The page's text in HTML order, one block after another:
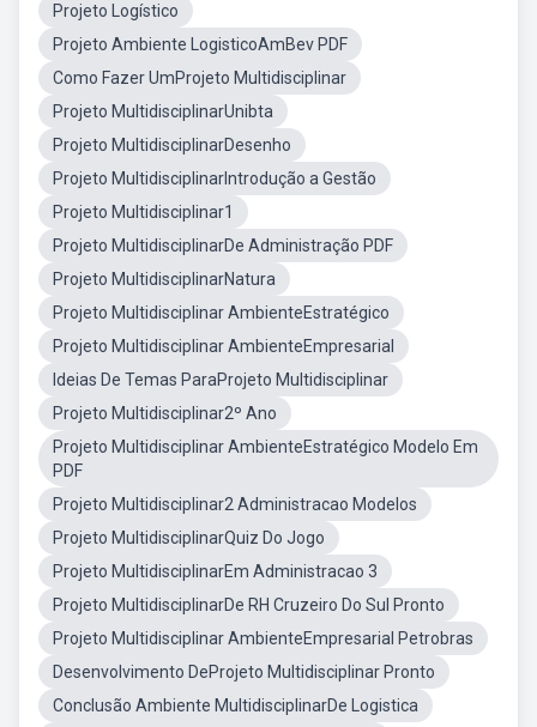
Projeto Logístico
Projeto Ambiente LogisticoAmBev PDF
Como Fazer UmProjeto Multidisciplinar
Projeto MultidisciplinarUnibta
Projeto MultidisciplinarDesenho
Projeto MultidisciplinarIntrodução a Gestão
Projeto Multidisciplinar1
Projeto MultidisciplinarDe Administração PDF
Projeto MultidisciplinarNatura
Projeto Multidisciplinar AmbienteEstratégico
Projeto Multidisciplinar AmbienteEmpresarial
Ideias De Temas ParaProjeto Multidisciplinar
Projeto Multidisciplinar2º Ano
Projeto Multidisciplinar AmbienteEstratégico Modelo Em
PDF
Projeto Multidisciplinar2 Administracao Modelos
Projeto MultidisciplinarQuiz Do Jogo
Projeto MultidisciplinarEm Administracao 3
Projeto MultidisciplinarDe RH Cruzeiro Do Sul Pronto
Projeto Multidisciplinar AmbienteEmpresarial Petrobras
Desenvolvimento DeProjeto Multidisciplinar Pronto
Conclusão Ambiente MultidisciplinarDe Logistica